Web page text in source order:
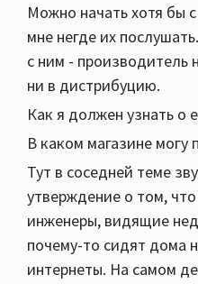
Можно начать хотя бы
мне негде их
с ним - производитель
ни в дистрибуцию.
Как я должен узнать о
В каком магазине могу
Тут в соседней теме
утверждение о том,
инженеры, видящие
почему-то сидят дома
интернеты. На самом